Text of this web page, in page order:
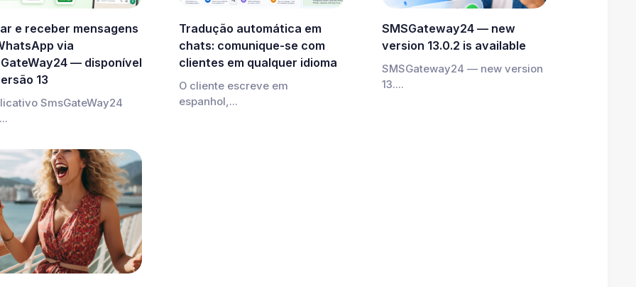
e receber mensagens
via
— disponível
13
SmsGateWay24
Tradução automática em
chats: comunique-se com
clientes em qualquer idioma
O cliente escreve em
espanhol,...
SMSGateway24 — new
version 13.0.2 is available
SMSGateway24 — new version
13....